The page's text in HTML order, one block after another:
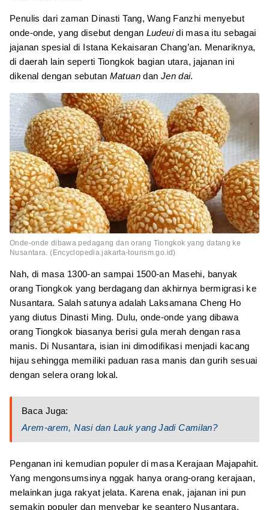
Penulis dari zaman Dinasti Tang, Wang Fanzhi menyebut
onde-onde, yang disebut dengan Ludeuidi masa itu sebagai
jajanan spesial di Istana Kekaisaran Chang’an. Menariknya,
di daerah lain seperti Tiongkok bagian utara, jajanan ini
dikenal dengan sebutan Matuandan Jen dai.
Onde-onde dibawa pedagang dan orang Tiongkok yang datang ke
Nusantara. (Encyclopedia.jakarta-tourism.go.id)
Nah, di masa 1300-an sampai 1500-an Masehi, banyak
orang Tiongkok yang berdagang dan akhirnya bermigrasi ke
Nusantara. Salah satunya adalah Laksamana Cheng Ho
yang diutus Dinasti Ming. Dulu, onde-onde yang dibawa
orang Tiongkok biasanya berisi gula merah dengan rasa
manis. Di Nusantara, isian ini dimodifikasi menjadi kacang
hijau sehingga memiliki paduan rasa manis dan gurih sesuai
dengan selera orang lokal.
Baca Juga:
Arem-arem, Nasi dan Lauk yang Jadi Camilan?
Penganan ini kemudian populer di masa Kerajaan Majapahit.
Yang mengonsumsinya nggak hanya orang-orang kerajaan,
melainkan juga rakyat jelata. Karena enak, jajanan ini pun
semakin populer dan menyebar ke seantero Nusantara.